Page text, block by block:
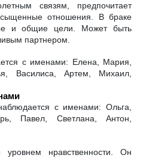
связям, предпочитает
отношения. В браке
и общие цели. Может быть
партнером.
с именами: Елена, Мария,
Василиса, Артем, Михаил,
с именами: Ольга,
Павел, Светлана, Антон,
уровнем нравственности. Он